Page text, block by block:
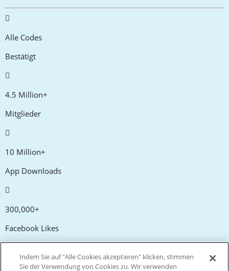
Alle Codes
Bestätigt
4.5 Million+
Mitglieder
10 Million+
App Downloads
300,000+
Facebook Likes
20,000+
Indem Sie auf "Alle Cookies akzeptieren" klicken, stimmen
Sie der Verwendung von Cookies zu. Wir verwenden